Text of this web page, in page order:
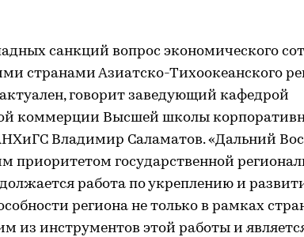
санкций вопрос экономического
странами Азиатско-Тихоокеанского
говорит заведующий кафедрой
коммерции Высшей школы
Владимир Саламатов. «Дальний
приоритетом государственной
работа по укреплению и
региона не только в рамках
из инструментов этой работы и